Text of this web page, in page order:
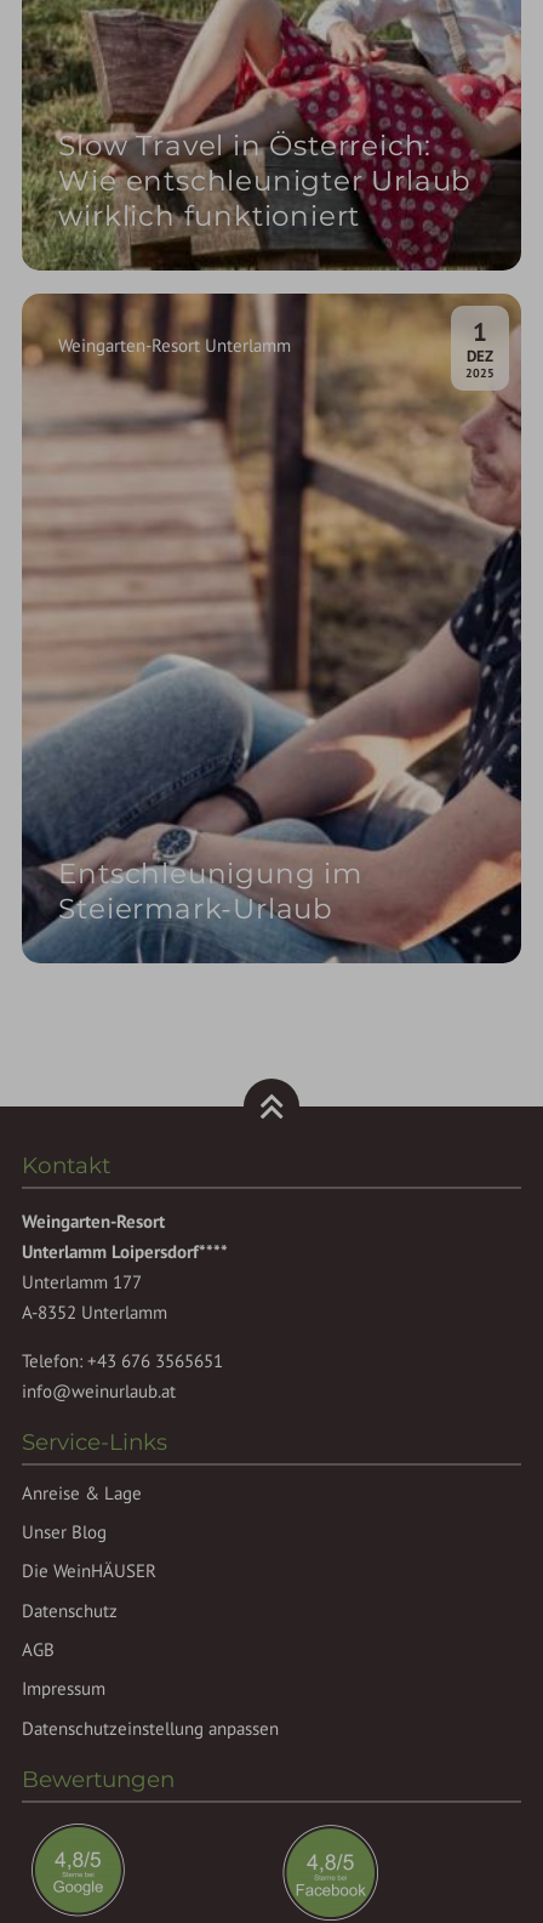
Slow Travel in Österreich:
Wie entschleunigter Urlaub
wirklich funktioniert
1
DEZ.
2025
Entschleunigung im
Steiermark-Urlaub
Weingarten-Resort Unterlamm
Kontakt
Weingarten-Resort
Unterlamm Loipersdorf****
Unterlamm 177
A-8352 Unterlamm
Telefon:+43 676 3565651
info@weinurlaub.at
Service-Links
Anreise & Lage
Unser Blog
Die WeinHÄUSER
Datenschutz
AGB
Impressum
Datenschutzeinstellung anpassen
Bewertungen